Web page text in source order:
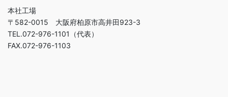
本社工場
〒582-0015 大阪府柏原市高井田923-3
TEL.072-976-1101（代表）
FAX.072-976-1103